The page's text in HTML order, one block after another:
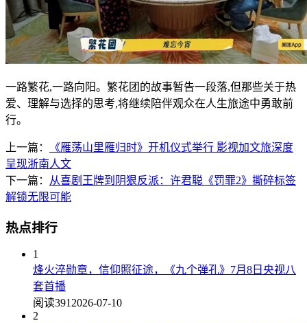
一路繁花,一路向阳。繁花团的故事暂告一段落,但那些关于热
爱、理解与选择的思考,将继续陪伴观众在人生旅途中勇敢前
行。
上一篇：
《雁荡山里雁归时》开机仪式举行 影视加文旅深度
呈现浙南人文
下一篇：
从喜剧王牌到阴狠反派：许君聪《罚罪2》撕碎标签
解锁无限可能
热点排行
1
烽火淬勋章，信仰照征途，《九个弹孔》7月8日央视八
套首播
阅读391 2026-07-10
2